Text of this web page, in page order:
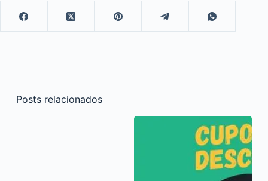
Posts relacionados